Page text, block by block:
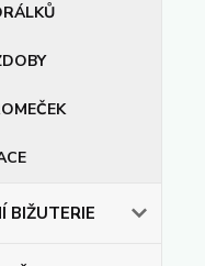
BIŽUTERIE